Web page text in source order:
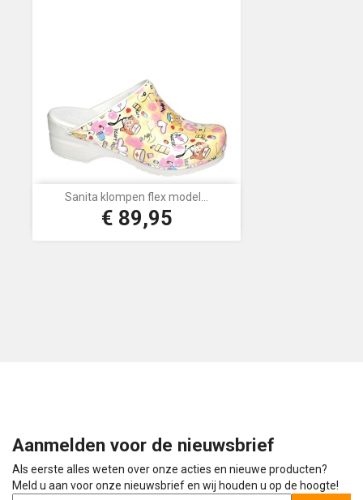
Sanita klompen flex model...
Prijs
€ 89,95
Aanmelden voor de nieuwsbrief
Als eerste alles weten over onze acties en nieuwe producten?
Meld u aan voor onze nieuwsbrief en wij houden u op de hoogte!